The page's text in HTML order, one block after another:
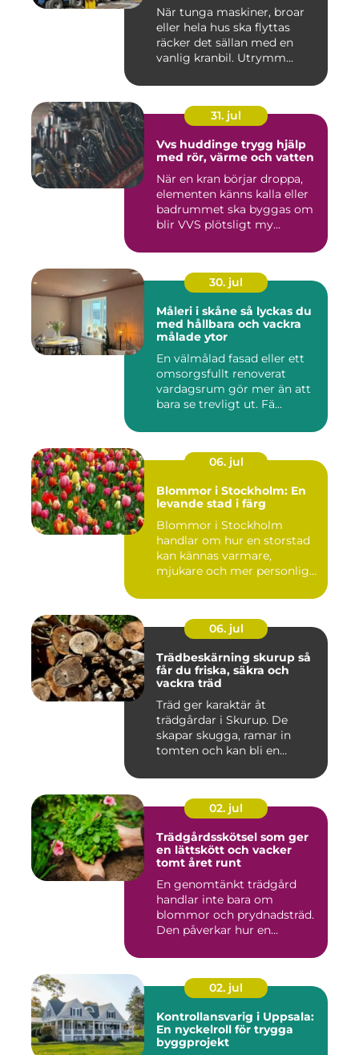
När tunga maskiner, broar
eller hela hus ska flyttas
räcker det sällan med en
vanlig kranbil. Utrymm...
31. jul
Vvs huddinge trygg hjälp
med rör, värme och vatten
När en kran börjar droppa,
elementen känns kalla eller
badrummet ska byggas om
blir VVS plötsligt my...
30. jul
Måleri i skåne så lyckas du
med hållbara och vackra
målade ytor
En välmålad fasad eller ett
omsorgsfullt renoverat
vardagsrum gör mer än att
bara se trevligt ut. Fä...
06. jul
Blommor i Stockholm: En
levande stad i färg
Blommor i Stockholm
handlar om hur en storstad
kan kännas varmare,
mjukare och mer personlig
06. jul
Trädbeskärning skurup så
får du friska, säkra och
vackra träd
Träd ger karaktär åt
trädgårdar i Skurup. De
skapar skugga, ramar in
tomten och kan bli en
02. jul
Trädgårdsskötsel som ger
en lättskött och vacker
tomt året runt
En genomtänkt trädgård
handlar inte bara om
blommor och prydnadsträd.
Den påverkar hur en
02. jul
Kontrollansvarig i Uppsala:
En nyckelroll för trygga
byggprojekt